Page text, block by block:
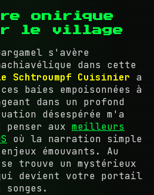
onirique
le village
s'avère
dans cette
Schtroumpf Cuisinier a
baies empoisonnées à
dans un profond
désespérée m'a
penser aux meilleurs
où la narration simple
émouvants. Au
trouve un mystérieux
devient votre portail